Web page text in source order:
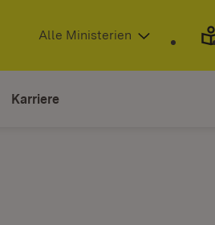
(Öffnet in neuem Fenster)
Alle Ministerien
Karriere